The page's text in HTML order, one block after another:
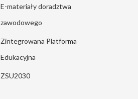
E-materiały doradztwa
zawodowego
Zintegrowana Platforma
Edukacyjna
ZSU2030